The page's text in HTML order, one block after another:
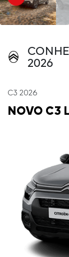
2026
C3 2026
NOVO C3